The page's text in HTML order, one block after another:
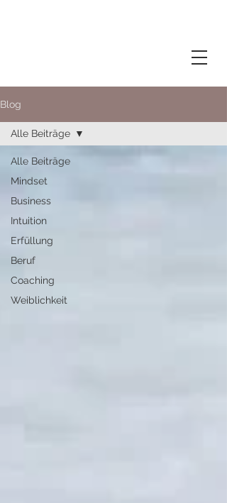
Blog
Alle Beiträge
Mindset
Business
Intuition
Erfüllung
Beruf
Coaching
Weiblichkeit
Alle Beiträge